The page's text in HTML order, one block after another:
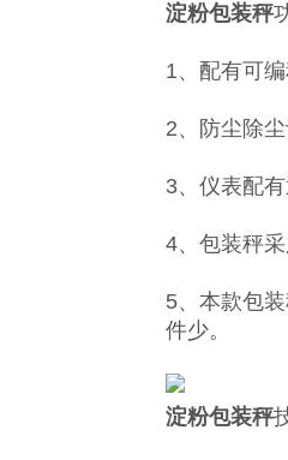
淀粉包装秤
1、配有可
2、防尘除
3、仪表配
4、包装秤
5、本款包
件少。
淀粉包装秤